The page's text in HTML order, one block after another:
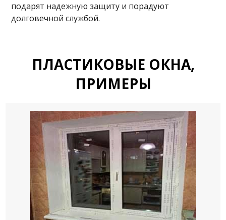
подарят надежную защиту и порадуют
долговечной службой.
ПЛАСТИКОВЫЕ ОКНА,
ПРИМЕРЫ